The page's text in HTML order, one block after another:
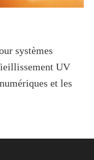
systèmes
UV
et les